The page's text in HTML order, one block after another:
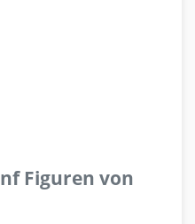
Figuren von